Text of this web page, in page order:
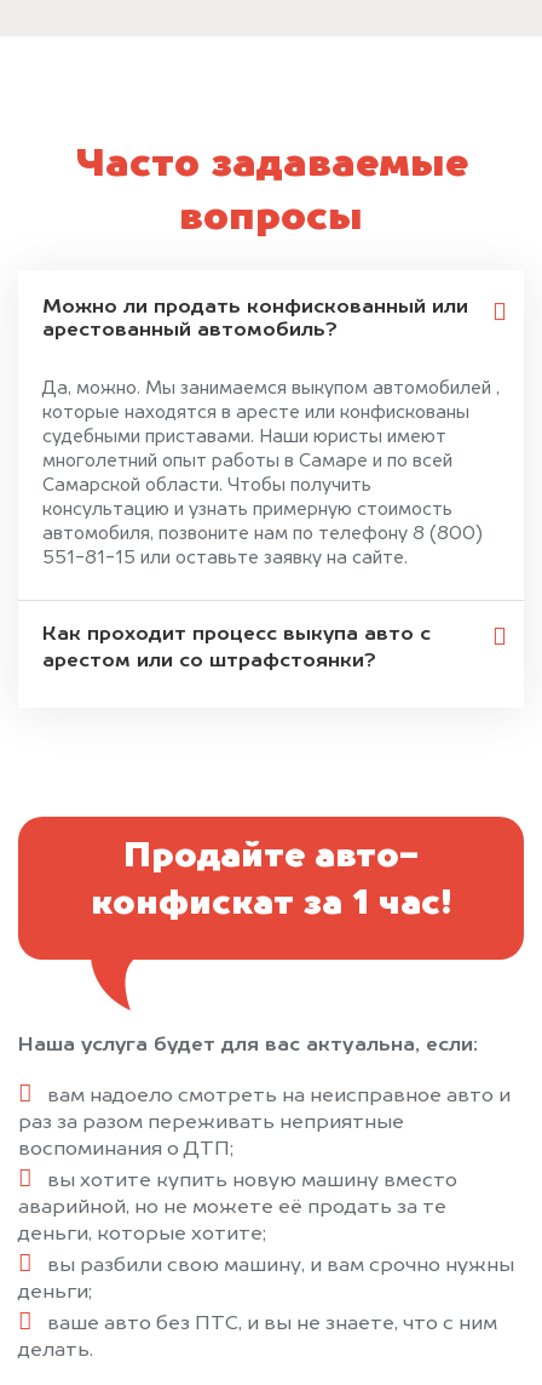
Часто задаваемые
вопросы
Можно ли продать конфискованный или
арестованный автомобиль?
Да, можно. Мы занимаемся выкупом автомобилей ,
которые находятся в аресте или конфискованы
судебными приставами. Наши юристы имеют
многолетний опыт работы в Самаре и по всей
Самарской области. Чтобы получить
консультацию и узнать примерную стоимость
автомобиля, позвоните нам по телефону 8 (800)
551-81-15 или оставьте заявку на сайте.
Как проходит процесс выкупа авто с
арестом или со штрафстоянки?
Продайте авто-
конфискат за 1 час!
Наша услуга будет для вас актуальна, если:
вам надоело смотреть на неисправное авто и
раз за разом переживать неприятные
воспоминания о ДТП;
вы хотите купить новую машину вместо
аварийной, но не можете её продать за те
деньги, которые хотите;
вы разбили свою машину, и вам срочно нужны
деньги;
ваше авто без ПТС, и вы не знаете, что с ним
делать.